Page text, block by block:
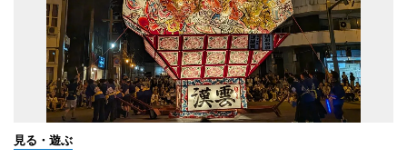
見る・遊ぶ